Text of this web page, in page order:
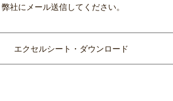
社にメール送信してください。
エクセルシート・ダウンロード